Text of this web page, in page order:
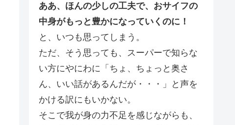
ああ、ほんの少しの工夫で、おサイフの
中身がもっと豊かになっていくのに！
と、いつも思ってしまう。
ただ、そう思っても、スーパーで知らな
い方にやにわに「ちょ、ちょっと奥さ
ん、いい話があるんだが・・・」と声を
かける訳にもいかない。
そこで我が身の力不足を感じながらも、